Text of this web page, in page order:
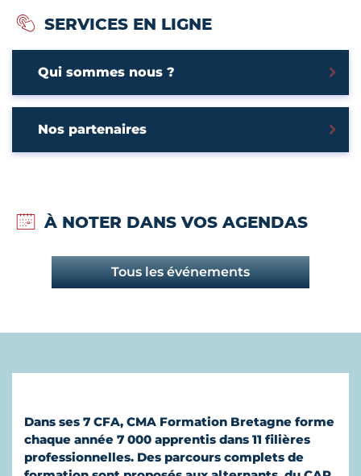
SERVICES EN LIGNE
Qui sommes nous ?
Nos partenaires
À NOTER DANS VOS AGENDAS
Tous les événements
Dans ses 7 CFA, CMA Formation Bretagne forme
chaque année 7 000 apprentis dans 11 filières
professionnelles. Des parcours complets de